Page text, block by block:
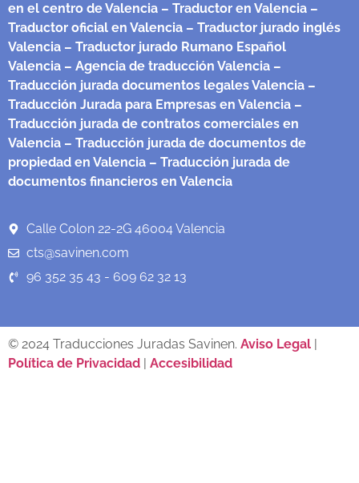
en el centro de Valencia – Traductor en Valencia –
Traductor oficial en Valencia – Traductor jurado inglés
Valencia – Traductor jurado Rumano Español
Valencia – Agencia de traducción Valencia –
Traducción jurada documentos legales Valencia –
Traducción Jurada para Empresas en Valencia –
Traducción jurada de contratos comerciales en
Valencia – Traducción jurada de documentos de
propiedad en Valencia – Traducción jurada de
documentos financieros en Valencia
Calle Colon 22-2G 46004 Valencia
cts@savinen.com
96 352 35 43 - 609 62 32 13
© 2024 Traducciones Juradas Savinen. Aviso Legal |
Política de Privacidad | Accesibilidad